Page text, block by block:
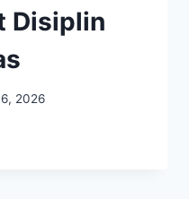
Disiplin
2026